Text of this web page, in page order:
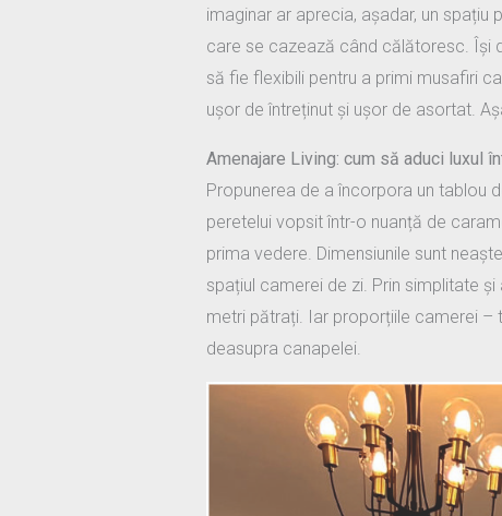
imaginar ar aprecia, așadar, un
care se cazează când călătoresc. Își
să fie flexibili pentru a primi musafiri
ușor de întreținut și ușor de asortat.
Amenajare Living: cum să aduci luxul
Propunerea de a încorpora un tablou
peretelui vopsit într-o nuanță de
prima vedere. Dimensiunile sunt
spațiul camerei de zi. Prin simplitate
metri pătrați. Iar proporțiile camerei –
deasupra canapelei.